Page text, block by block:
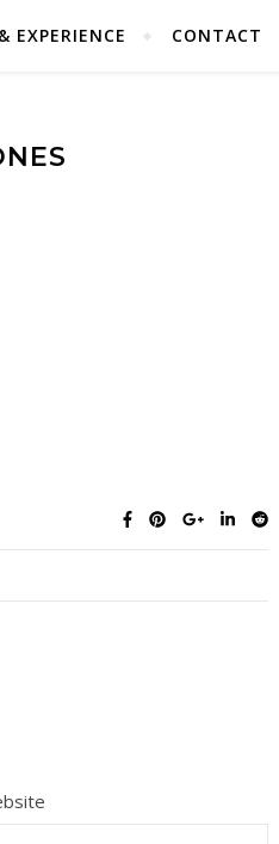
EXPERIENCE CONTACT